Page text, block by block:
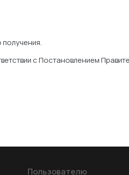
с Постановлением
Пользователю